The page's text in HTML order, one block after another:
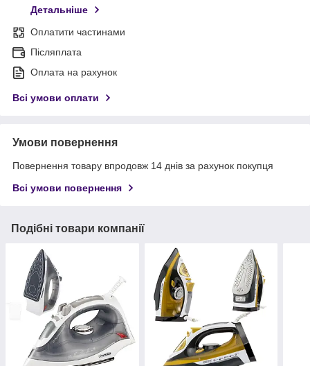
Детальніше
Оплатити частинами
Післяплата
Оплата на рахунок
Всі умови оплати
Умови повернення
Повернення товару впродовж 14 днів за рахунок покупця
Всі умови повернення
Подібні товари компанії